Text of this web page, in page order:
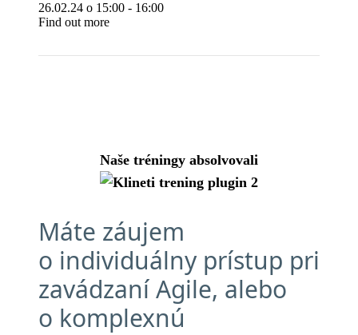
26.02.24 o 15:00 - 16:00
Find out more
Naše tréningy absolvovali
Máte záujem
o individuálny prístup pri
zavádzaní Agile, alebo
o komplexnú